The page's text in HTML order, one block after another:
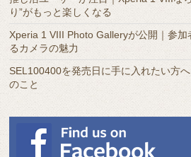
り”がもっと楽しくなる
Xperia 1 VIII Photo Galleryが公開｜参加
るカメラの魅力
SEL100400を発売日に手に入れたい方
のこと